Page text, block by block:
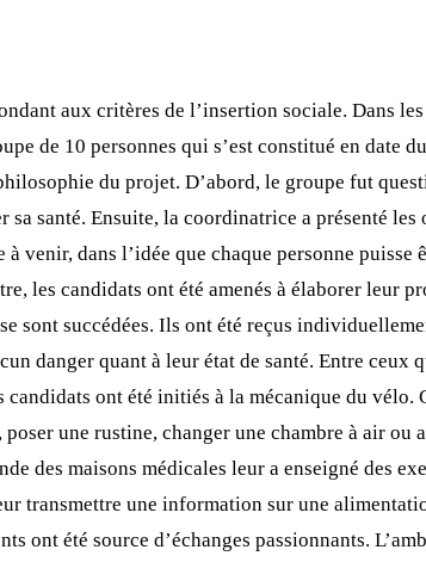
aux critères de l’insertion sociale. Dans
de 10 personnes qui s’est constitué en date
du projet. D’abord, le groupe fut
santé. Ensuite, la coordinatrice a présenté
dans l’idée que chaque personne
les candidats ont été amenés à élaborer leur
sont succédées. Ils ont été reçus
danger quant à leur état de santé. Entre ceux
ont été initiés à la mécanique du
une rustine, changer une chambre à air ou
des maisons médicales leur a enseigné des
transmettre une information sur une
été source d’échanges passionnants.